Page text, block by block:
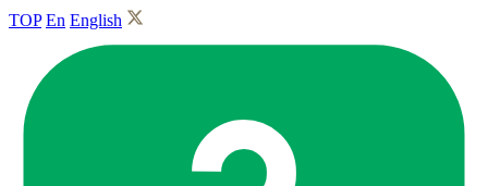
TOP En English